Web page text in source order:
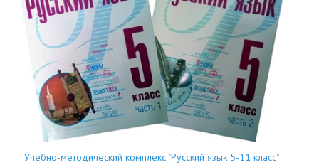
Учебно-методический комплекс "Русский язык 5-11 класс"